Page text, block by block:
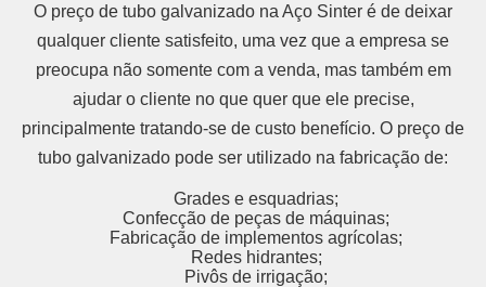
O preço de tubo galvanizado na Aço Sinter é de deixar
qualquer cliente satisfeito, uma vez que a empresa se
preocupa não somente com a venda, mas também em
ajudar o cliente no que quer que ele precise,
principalmente tratando-se de custo benefício. O preço de
tubo galvanizado pode ser utilizado na fabricação de:
Grades e esquadrias;
Confecção de peças de máquinas;
Fabricação de implementos agrícolas;
Redes hidrantes;
Pivôs de irrigação;